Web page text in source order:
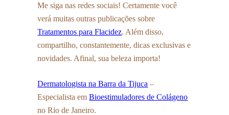
Me siga nas redes sociais! Certamente você
verá muitas outras publicações sobre
Tratamentos para Flacidez. Além disso,
compartilho, constantemente, dicas exclusivas e
novidades. Afinal, sua beleza importa!
Dermatologista na Barra da Tijuca –
Especialista emBioestimuladores de Colágeno
no Rio de Janeiro.